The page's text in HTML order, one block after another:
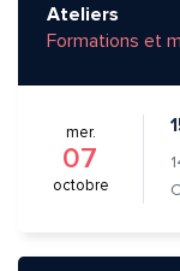
Ateliers
Formations et
mer.
07
octobre